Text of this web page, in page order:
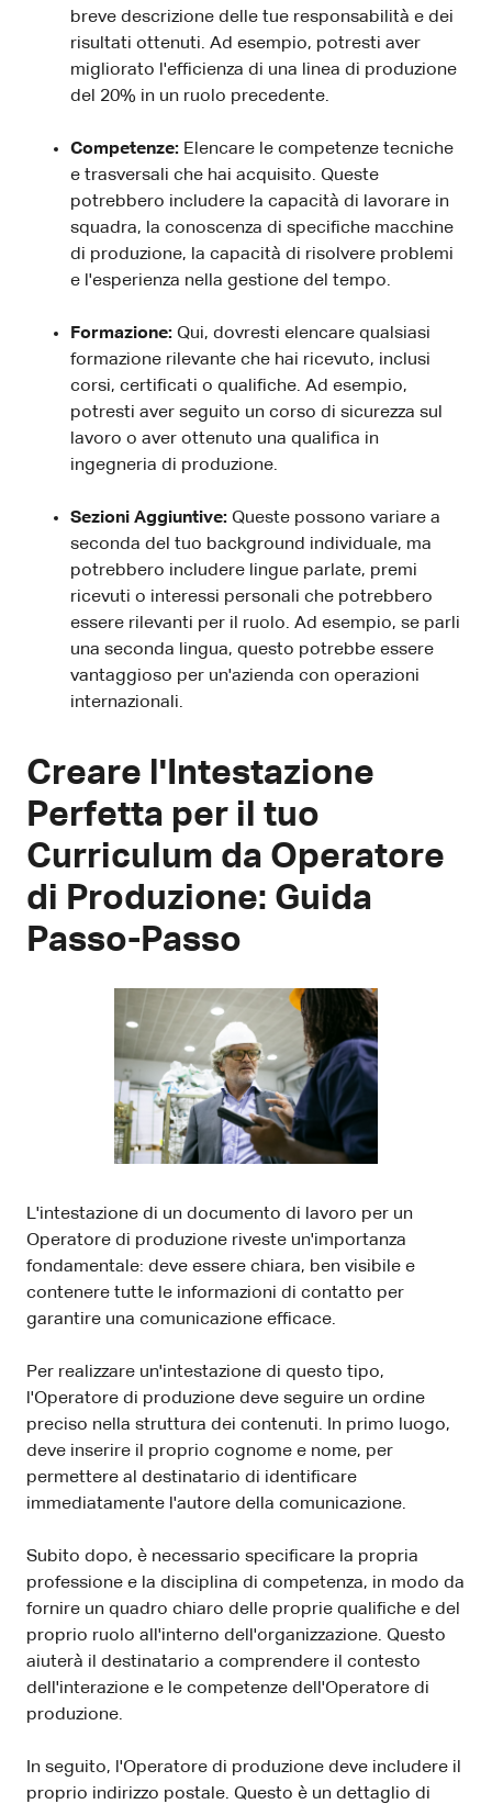
breve descrizione delle tue responsabilità e dei
risultati ottenuti. Ad esempio, potresti aver
migliorato l'efficienza di una linea di produzione
del 20% in un ruolo precedente.
Competenze: Elencare le competenze tecniche
e trasversali che hai acquisito. Queste
potrebbero includere la capacità di lavorare in
squadra, la conoscenza di specifiche macchine
di produzione, la capacità di risolvere problemi
e l'esperienza nella gestione del tempo.
Formazione: Qui, dovresti elencare qualsiasi
formazione rilevante che hai ricevuto, inclusi
corsi, certificati o qualifiche. Ad esempio,
potresti aver seguito un corso di sicurezza sul
lavoro o aver ottenuto una qualifica in
ingegneria di produzione.
Sezioni Aggiuntive: Queste possono variare a
seconda del tuo background individuale, ma
potrebbero includere lingue parlate, premi
ricevuti o interessi personali che potrebbero
essere rilevanti per il ruolo. Ad esempio, se parli
una seconda lingua, questo potrebbe essere
vantaggioso per un'azienda con operazioni
internazionali.
Creare l'Intestazione
Perfetta per il tuo
Curriculum da Operatore
di Produzione: Guida
Passo-Passo
L'intestazione di un documento di lavoro per un
Operatore di produzione riveste un'importanza
fondamentale: deve essere chiara, ben visibile e
contenere tutte le informazioni di contatto per
garantire una comunicazione efficace.
Per realizzare un'intestazione di questo tipo,
l'Operatore di produzione deve seguire un ordine
preciso nella struttura dei contenuti. In primo luogo,
deve inserire il proprio cognome e nome, per
permettere al destinatario di identificare
immediatamente l'autore della comunicazione.
Subito dopo, è necessario specificare la propria
professione e la disciplina di competenza, in modo da
fornire un quadro chiaro delle proprie qualifiche e del
proprio ruolo all'interno dell'organizzazione. Questo
aiuterà il destinatario a comprendere il contesto
dell'interazione e le competenze dell'Operatore di
produzione.
In seguito, l'Operatore di produzione deve includere il
proprio indirizzo postale. Questo è un dettaglio di